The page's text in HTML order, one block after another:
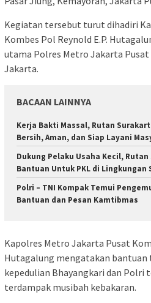
Kegiatan tersebut turut dihadiri
Kombes Pol Reynold E.P.
utama Polres Metro Jakarta
Jakarta.
BACAAN LAINNYA
Kerja Bakti Massal, Rutan
Bersih, Aman, dan Siap Layani
Dukung Pelaku Usaha Kecil,
Bantuan Untuk PKL di Lingkungan
Polri – TNI Kompak Temui
Bantuan dan Pesan Kamtibmas
Kapolres Metro Jakarta Pusat
Hutagalung mengatakan
kepedulian Bhayangkari dan Polri
terdampak musibah kebakaran.